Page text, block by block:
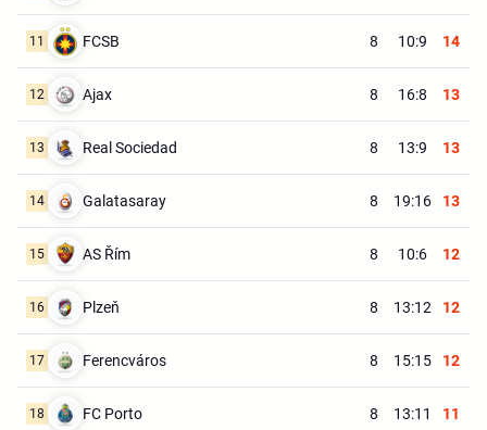
11 FCSB 8 10:9 14
12 Ajax 8 16:8 13
13 Real Sociedad 8 13:9 13
14 Galatasaray 8 19:16 13
15 AS Řím 8 10:6 12
16 Plzeň 8 13:12 12
17 Ferencváros 8 15:15 12
18 FC Porto 8 13:11 11